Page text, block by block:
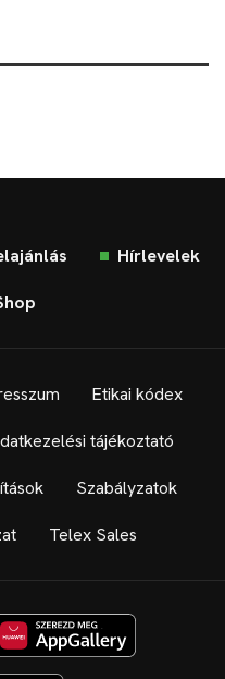
Hírlevelek
Etikai kódex
tájékoztató
Szabályzatok
Telex Sales